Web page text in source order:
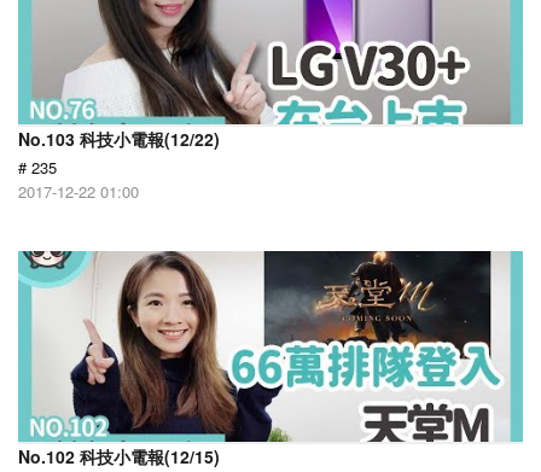
No.103 科技小電報(12/22)
# 235
2017-12-22 01:00
No.102 科技小電報(12/15)